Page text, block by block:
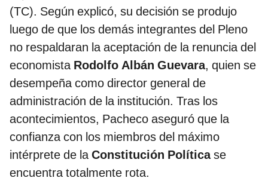
(TC). Según explicó, su decisión se produjo
luego de que los demás integrantes del Pleno
no respaldaran la aceptación de la renuncia del
economista Rodolfo Albán Guevara, quien se
desempeña como director general de
administración de la institución. Tras los
acontecimientos, Pacheco aseguró que la
confianza con los miembros del máximo
intérprete de laConstitución Políticase
encuentra totalmente rota.